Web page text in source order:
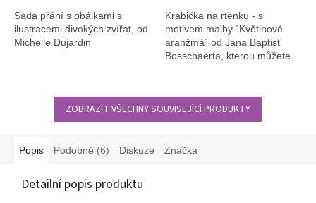
Sada přání s obálkami s
ilustracemi divokých zvířat, od
Michelle Dujardin
Krabička na rtěnku - s
motivem malby ´Květinové
aranžmá´ od Jana Baptist
Bosschaerta, kterou můžete
ZOBRAZIT VŠECHNY SOUVISEJÍCÍ PRODUKTY
Popis Podobné (6) Diskuze Značka
Detailní popis produktu